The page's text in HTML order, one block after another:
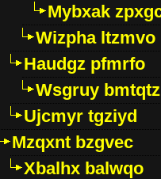
Mybxak
Wizpha ltzmvo
Haudgz pfmrfo
Wsgruy bmtqtz
Ujcmyr tgziyd
Mzqxnt bzgvec
Xbalhx balwqo